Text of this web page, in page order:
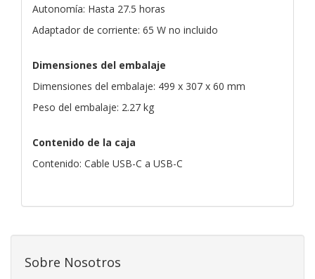
Autonomía: Hasta 27.5 horas
Adaptador de corriente: 65 W no incluido
Dimensiones del embalaje
Dimensiones del embalaje: 499 x 307 x 60 mm
Peso del embalaje: 2.27 kg
Contenido de la caja
Contenido: Cable USB-C a USB-C
Sobre Nosotros